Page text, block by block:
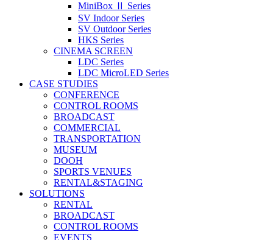
MiniBox Ⅱ Series
SV Indoor Series
SV Outdoor Series
HKS Series
CINEMA SCREEN
LDC Series
LDC MicroLED Series
CASE STUDIES
CONFERENCE
CONTROL ROOMS
BROADCAST
COMMERCIAL
TRANSPORTATION
MUSEUM
DOOH
SPORTS VENUES
RENTAL&STAGING
SOLUTIONS
RENTAL
BROADCAST
CONTROL ROOMS
EVENTS